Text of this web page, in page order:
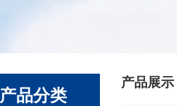
产品分类
产品展示